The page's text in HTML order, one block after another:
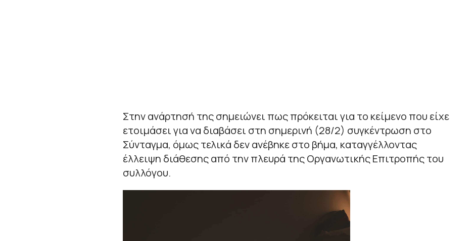
Στην ανάρτησή της σημειώνει πως πρόκειται για το κείμενο που είχε
ετοιμάσει για να διαβάσει στη σημερινή (28/2) συγκέντρωση στο
Σύνταγμα, όμως τελικά δεν ανέβηκε στο βήμα, καταγγέλλοντας
έλλειψη διάθεσης από την πλευρά της Οργανωτικής Επιτροπής του
συλλόγου.